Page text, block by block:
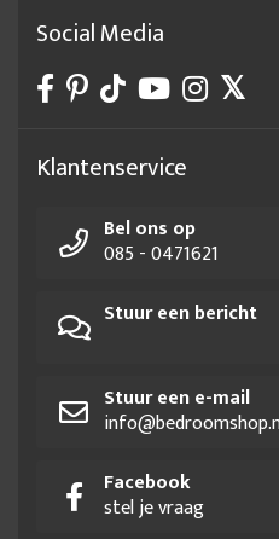
Social Media
Klantenservice
Bel ons op
085 - 0471621
Stuur een bericht
Stuur een e-mail
Facebook
stel je vraag